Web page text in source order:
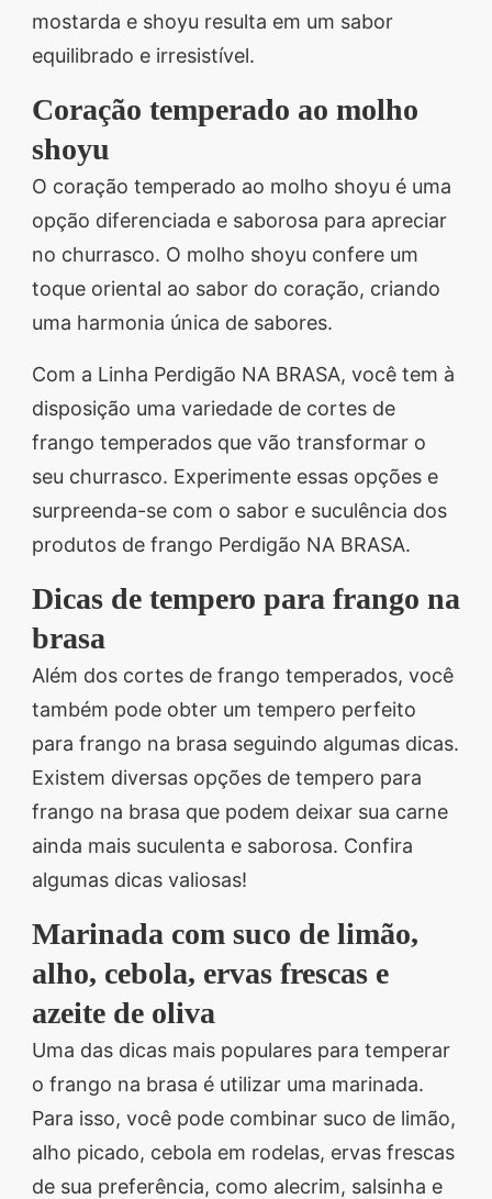
mostarda e shoyu resulta em um sabor
equilibrado e irresistível.
Coração temperado ao molho
shoyu
O coração temperado ao molho shoyu é uma
opção diferenciada e saborosa para apreciar
no churrasco. O molho shoyu confere um
toque oriental ao sabor do coração, criando
uma harmonia única de sabores.
Com a Linha Perdigão NA BRASA, você tem à
disposição uma variedade de cortes de
frango temperados que vão transformar o
seu churrasco. Experimente essas opções e
surpreenda-se com o sabor e suculência dos
produtos de frango Perdigão NA BRASA.
Dicas de tempero para frango na
brasa
Além dos cortes de frango temperados, você
também pode obter um tempero perfeito
para frango na brasa seguindo algumas dicas.
Existem diversas opções de tempero para
frango na brasa que podem deixar sua carne
ainda mais suculenta e saborosa. Confira
algumas dicas valiosas!
Marinada com suco de limão,
alho, cebola, ervas frescas e
azeite de oliva
Uma das dicas mais populares para temperar
o frango na brasa é utilizar uma marinada.
Para isso, você pode combinar suco de limão,
alho picado, cebola em rodelas, ervas frescas
de sua preferência, como alecrim, salsinha e